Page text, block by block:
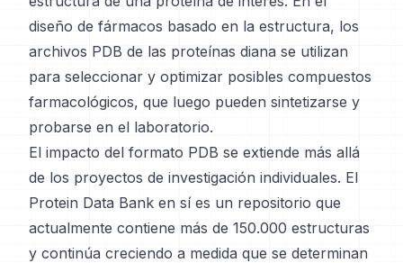
diseño de fármacos basado en la estructura, los
archivos PDB de las proteínas diana se utilizan
para seleccionar y optimizar posibles compuestos
farmacológicos, que luego pueden sintetizarse y
probarse en el laboratorio.
El impacto del formato PDB se extiende más allá
de los proyectos de investigación individuales. El
Protein Data Bank en sí es un repositorio que
actualmente contiene más de 150.000 estructuras
y continúa creciendo a medida que se determinan